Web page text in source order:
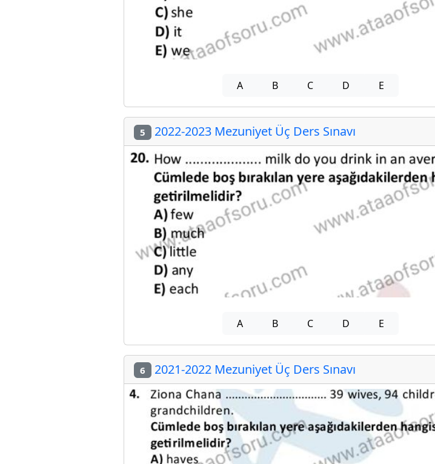
A B C D E
5 2022-2023 Mezuniyet Üç Ders Sınavı
A B C D E
6 2021-2022 Mezuniyet Üç Ders Sınavı